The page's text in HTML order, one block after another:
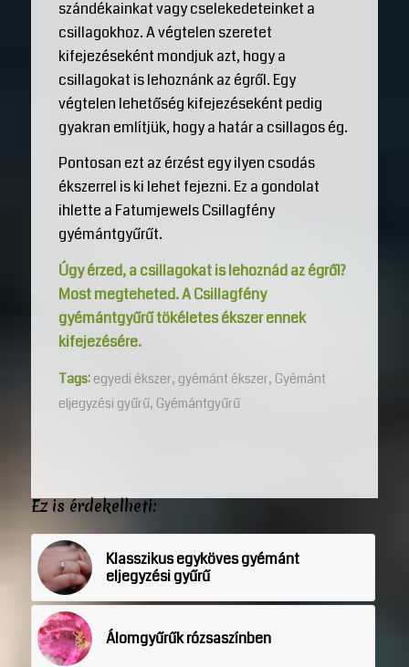
szándékainkat vagy cselekedeteinket a
csillagokhoz. A végtelen szeretet
kifejezéseként mondjuk azt, hogy a
csillagokat is lehoznánk az égről. Egy
végtelen lehetőség kifejezéseként pedig
gyakran említjük, hogy a határ a csillagos ég.
Pontosan ezt az érzést egy ilyen csodás
ékszerrel is ki lehet fejezni. Ez a gondolat
ihlette a Fatumjewels Csillagfény
gyémántgyűrűt.
Úgy érzed, a csillagokat is lehoznád az égről?
Most megteheted. A Csillagfény
gyémántgyűrű tökéletes ékszer ennek
kifejezésére.
Tags: egyedi ékszer, gyémánt ékszer, Gyémánt
eljegyzési gyűrű, Gyémántgyűrű
Ez is érdekelheti:
Klasszikus egyköves gyémánt
eljegyzési gyűrű
Álomgyűrűk rózsaszínben